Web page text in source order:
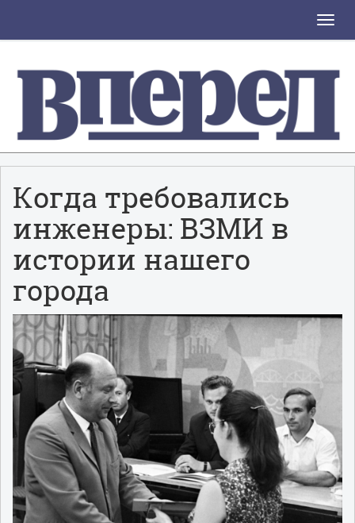
Toggle
Когда требовались
инженеры: ВЗМИ в
истории нашего
города